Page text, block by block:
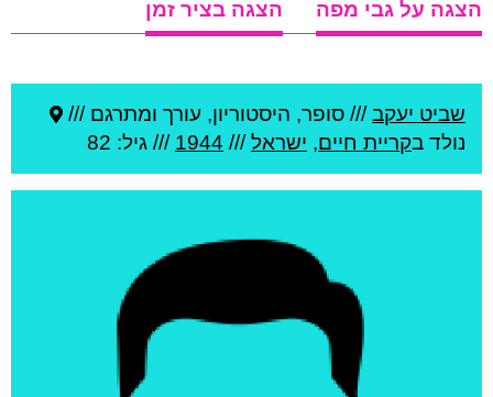
הצגה על גבי מפה
הצגה בציר זמן
שביט יעקב/// סופר, היסטוריון, עורך ומתרגם ///
נולד בקריית חיים, ישראל///
1944 /// גיל: 82